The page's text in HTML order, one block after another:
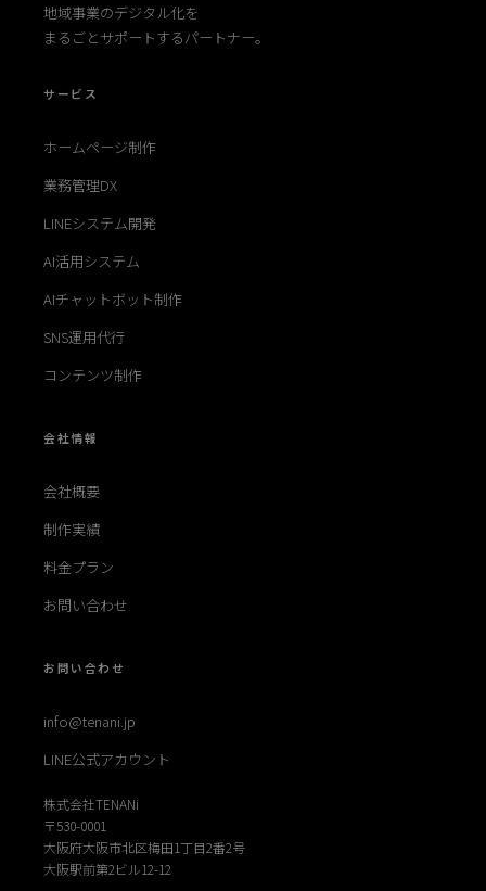
地域事業のデジタル化を
まるごとサポートするパートナー。
サービス
ホームページ制作
業務管理DX
LINEシステム開発
AI活用システム
AIチャットボット制作
SNS運用代行
コンテンツ制作
会社情報
会社概要
制作実績
料金プラン
お問い合わせ
お問い合わせ
info@tenani.jp
LINE公式アカウント
株式会社TENANi
〒530-0001
大阪府大阪市北区梅田1丁目2番2号
大阪駅前第2ビル12-12